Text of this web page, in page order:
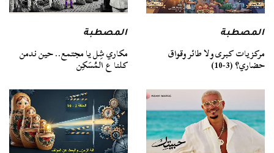
المصطبة
مركزيات كبرى ولا طائر وقواق
حضاري؟ (3-10)
المصطبة
مكاري شِل يا مجتمع.. حين ندمن
كلنا ع المُسَكِن